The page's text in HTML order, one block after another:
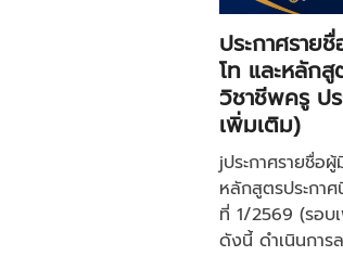
ประกาศราย
โท และหลัก
วิชาชีพครู ป
เพิ่มเติม)
jประกาศรายชื่อ
หลักสูตรประกา
ที่ 1/2569 (รอบ
ดังนี้ ดำเนินการล